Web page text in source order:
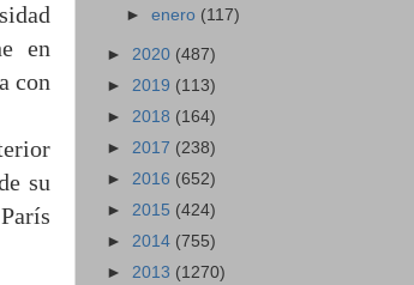
en
con
su
►enero (117)
► 2020 (487)
► 2019 (113)
► 2018 (164)
► 2017 (238)
► 2016 (652)
► 2015 (424)
► 2014 (755)
► 2013 (1270)